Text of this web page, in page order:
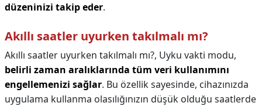
düzeninizi takip eder.
Akıllı saatler uyurken takılmalı mı?
Akıllı saatler uyurken takılmalı mı?, Uyku vakti modu,
belirli zaman aralıklarında tüm veri kullanımını
engellemenizi sağlar. Bu özellik sayesinde, cihazınızda
uygulama kullanma olasılığınızın düşük olduğu saatlerde